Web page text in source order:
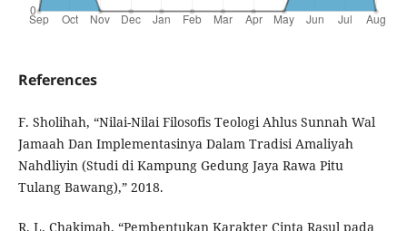
References
F. Sholihah, “Nilai-Nilai Filosofis Teologi Ahlus Sunnah Wal
Jamaah Dan Implementasinya Dalam Tradisi Amaliyah
Nahdliyin (Studi di Kampung Gedung Jaya Rawa Pitu
Tulang Bawang),” 2018.
R. L. Chakimah, “Pembentukan Karakter Cinta Rasul pada